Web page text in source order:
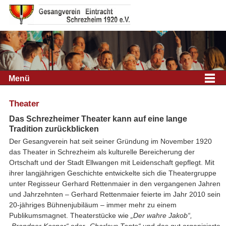
Menü
Theater
Das Schrezheimer Theater kann auf eine lange
Tradition zurückblicken
Der Gesangverein hat seit seiner Gründung im November 1920
das Theater in Schrezheim als kulturelle Bereicherung der
Ortschaft und der Stadt Ellwangen mit Leidenschaft gepflegt. Mit
ihrer langjährigen Geschichte entwickelte sich die Theatergruppe
unter Regisseur Gerhard Rettenmaier in den vergangenen Jahren
und Jahrzehnten – Gerhard Rettenmaier feierte im Jahr 2010 sein
20-jähriges Bühnenjubiläum – immer mehr zu einem
Publikumsmagnet. Theaterstücke wie „Der wahre Jakob“,